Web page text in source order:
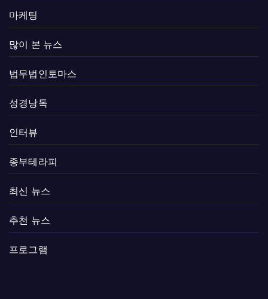
마케팅
많이 본 뉴스
법무법인토마스
성경낭독
인터뷰
종부테라피
최신 뉴스
추천 뉴스
프로그램